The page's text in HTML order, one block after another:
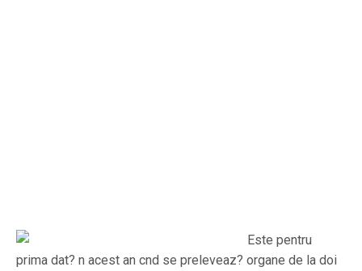
Este pentru
prima dat? n acest an cnd se preleveaz? organe de la doi